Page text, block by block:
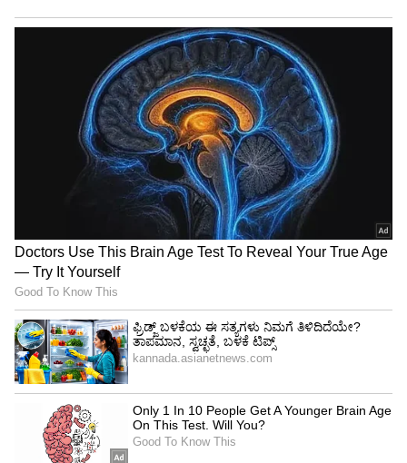
ಸಮೃದ್ಧಿಯಲ್ಲಿ ನೀವು ಉತ್ಕರ್ಷವನ್ನು ನೋಡುತ್ತೀರಿ. ನಿಮ್ಮ
ಕುಟುಂಬದೊಂದಿಗೆ ನೀವು ನಡಿಗೆಗೆ ಹೋಗಲು
ಯೋಜಿಸಬಹುದು.
5